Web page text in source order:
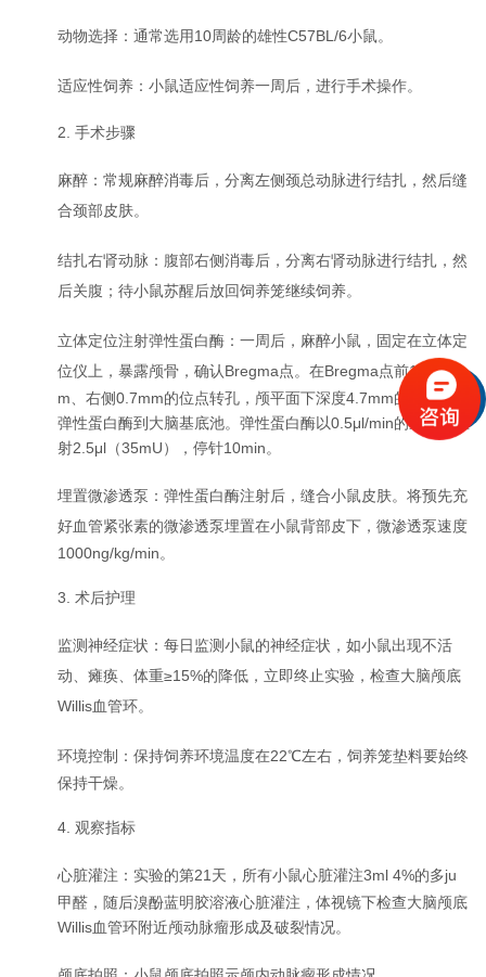
动物选择：通常选用10周龄的雄性C57BL/6小鼠。
适应性饲养：小鼠适应性饲养一周后，进行手术操作。
2. 手术步骤
麻醉：常规麻醉消毒后，分离左侧颈总动脉进行结扎，然后缝
合颈部皮肤。
结扎右肾动脉：腹部右侧消毒后，分离右肾动脉进行结扎，然
后关腹；待小鼠苏醒后放回饲养笼继续饲养。
立体定位注射弹性蛋白酶：一周后，麻醉小鼠，固定在立体定
位仪上，暴露颅骨，确认Bregma点。在Bregma点前1.2m
m、右侧0.7mm的位点转孔，颅平面下深度4.7mm的位置注射
弹性蛋白酶到大脑基底池。弹性蛋白酶以0.5μl/min的速度，注
射2.5μl（35mU），停针10min。
埋置微渗透泵：弹性蛋白酶注射后，缝合小鼠皮肤。将预先充
好血管紧张素的微渗透泵埋置在小鼠背部皮下，微渗透泵速度
1000ng/kg/min。
3. 术后护理
监测神经症状：每日监测小鼠的神经症状，如小鼠出现不活
动、瘫痪、体重≥15%的降低，立即终止实验，检查大脑颅底
Willis血管环。
环境控制：保持饲养环境温度在22℃左右，饲养笼垫料要始终
保持干燥。
4. 观察指标
心脏灌注：实验的第21天，所有小鼠心脏灌注3ml 4%的多ju
甲醛，随后溴酚蓝明胶溶液心脏灌注，体视镜下检查大脑颅底
Willis血管环附近颅动脉瘤形成及破裂情况。